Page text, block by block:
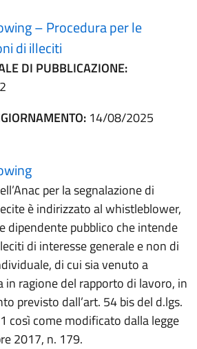
– Procedura per le
di illeciti
DI PUBBLICAZIONE:
14/08/2025
(apre in un'altra scheda).
per la segnalazione di
è indirizzato al whistleblower,
dipendente pubblico che intende
di interesse generale e non di
di cui sia venuto a
in ragione del rapporto di lavoro, in
previsto dall’art. 54 bis del d.lgs.
così come modificato dalla legge
2017, n. 179.